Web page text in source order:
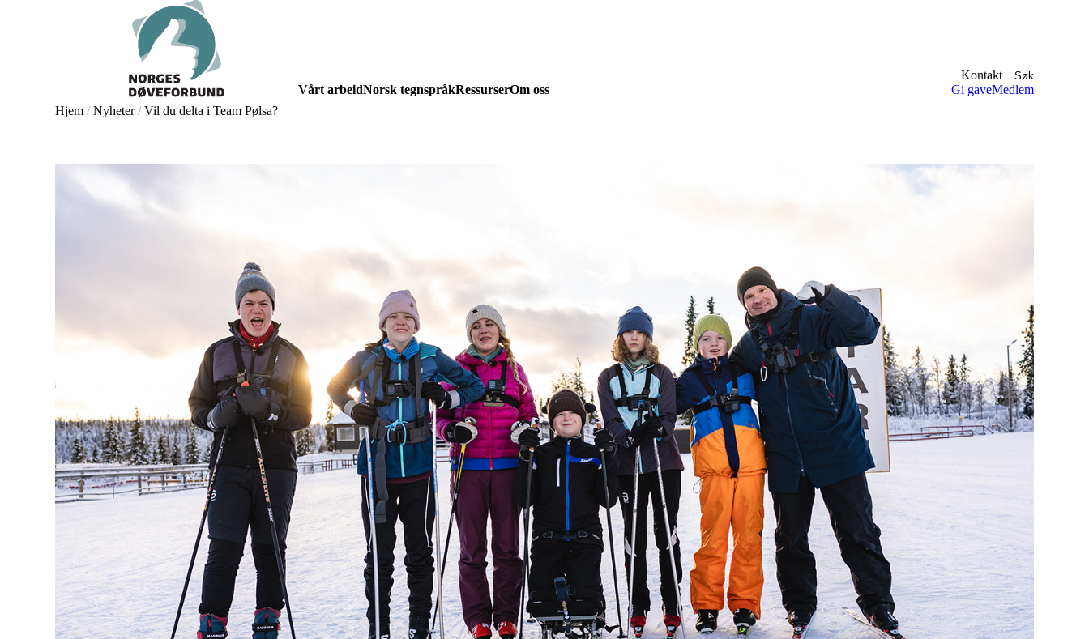
Kontakt
Søk
Vårt arbeidNorsk tegnspråkRessurserOm oss Gi gaveMedlem
Hjem / Nyheter / Vil du delta i Team Pølsa?